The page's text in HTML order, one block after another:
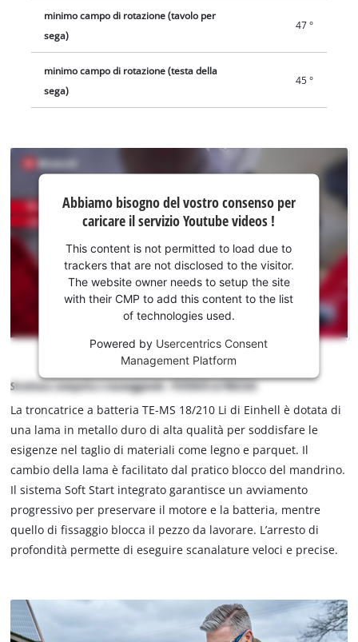
minimo campo di rotazione (tavolo per
sega)
47 °
minimo campo di rotazione (testa della
sega)
45 °
bisogno
del
vostro
consenso
Youtube
This
is
not
permitted
to
load
to
trackers
that
disclosed
the
Abbiamo bisogno del vostro consenso per
caricare il servizio Youtube videos !
This content is not permitted to load due to
trackers that are not disclosed to the visitor.
The website owner needs to setup the site
with their CMP to add this content to the list
of technologies used.
Powered by Usercentrics Consent
Management Platform
Struttura compatta e maneggevole - POTENTE & PRECISO
La troncatrice a batteria TE-MS 18/210 Li di Einhell è dotata di
una lama in metallo duro di alta qualità per soddisfare le
esigenze nel taglio di materiali come legno e parquet. Il
cambio della lama è facilitato dal pratico blocco del mandrino.
Il sistema Soft Start integrato garantisce un avviamento
progressivo per preservare il motore e la batteria, mentre
quello di fissaggio blocca il pezzo da lavorare. L’arresto di
profondità permette di eseguire scanalature veloci e precise.